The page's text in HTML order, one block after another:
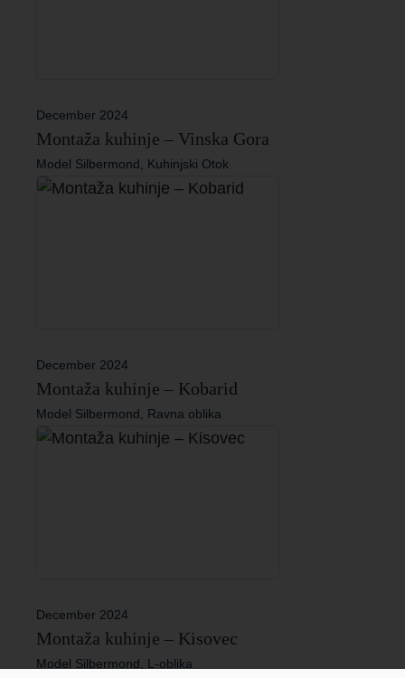
December 2024
Montaža kuhinje – Vinska Gora
Model Silbermond, Kuhinjski Otok
December 2024
Montaža kuhinje – Kobarid
Model Silbermond, Ravna oblika
December 2024
Montaža kuhinje – Kisovec
Model Silbermond, L-oblika